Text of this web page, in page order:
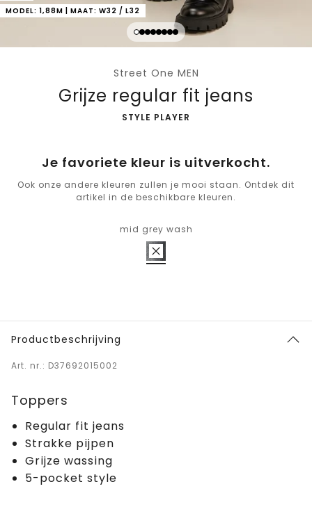
MODEL: 1,88M | MAAT: W32 / L32
Street One MEN
Grijze regular fit jeans
-
STYLE PLAYER
Je favoriete kleur is uitverkocht.
Ook onze andere kleuren zullen je mooi staan. Ontdek dit
artikel in de beschikbare kleuren.
mid grey wash
Productbeschrijving
Art. nr.: D37692015002
Toppers
Regular fit jeans
Strakke pijpen
Grijze wassing
5-pocket style